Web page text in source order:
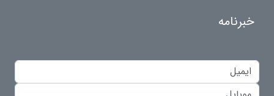
خبرنامه